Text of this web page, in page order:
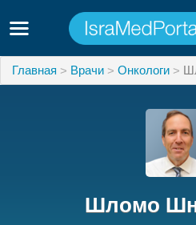
Главная Врачи Онкологи
Шломо